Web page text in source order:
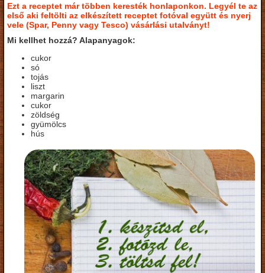
Ezt a receptet már többen keresték honlaponkon. Legyél te az
első aki feltölti az elkészített receptet fotóval együtt és nyerj
vele (Spar, Penny vagy Tesco) vásárlási utalványt!
Mi kellhet hozzá? Alapanyagok:
cukor
só
tojás
liszt
margarin
cukor
zöldség
gyümölcs
hús